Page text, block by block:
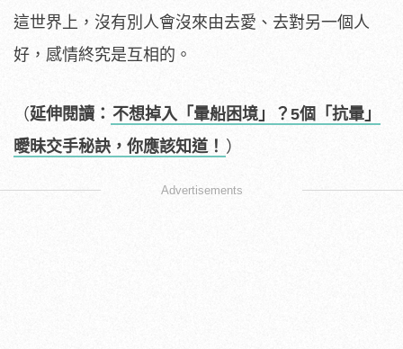
這世界上，沒有別人會沒來由去愛、去對另一個人
好，感情終究是互相的。
（延伸閱讀： 不想掉入「暈船困境」？5個「抗暈」
曖昧交手秘訣，你應該知道！ ）
Advertisements